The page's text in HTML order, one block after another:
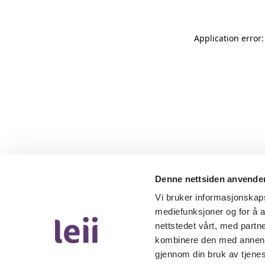
Denne nettsiden
Vi bruker
mediefunksjoner og for å
nettstedet vårt, med
kombinere den med
gjennom din bruk av
Application